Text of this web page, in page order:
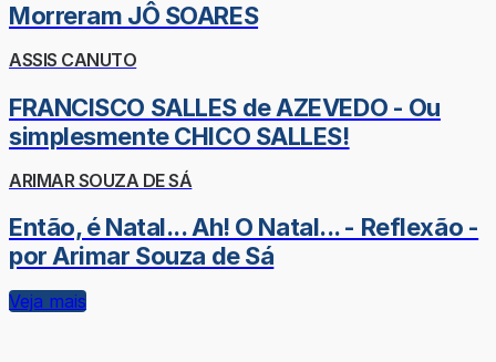
Morreram JÔ SOARES
ASSIS CANUTO
FRANCISCO SALLES de AZEVEDO - Ou
simplesmente CHICO SALLES!
ARIMAR SOUZA DE SÁ
Então, é Natal... Ah! O Natal... - Reflexão -
por Arimar Souza de Sá
Veja mais